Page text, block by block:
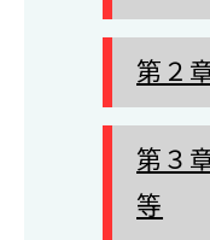
第２
第３
等